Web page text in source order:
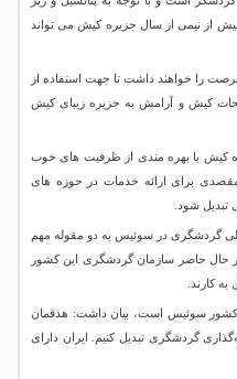
از نیمی از سال جزیره کیش می تواند
را خواهند داشت تا جهت استفاده از
کیش و آرامش به جزیره زیبای کیش
کیش با بهره مندی از ظرفیت های خوب
برای ارائه خدمات در حوزه های
شود
گردشگری در سوئیس به دو مقوله مهم
حاضر سازمان گردشگری این کشور
کشور سوئیس است، بیان داشت: هدفمان
گردشگری تبدیل کنیم. ایران دارای